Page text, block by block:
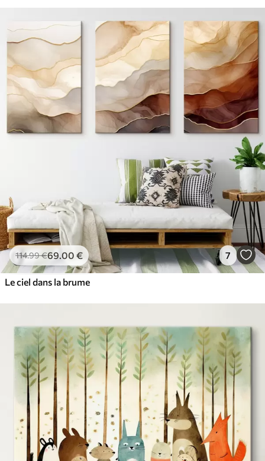
114.99€69 .00 € 7
Le ciel dans la brume